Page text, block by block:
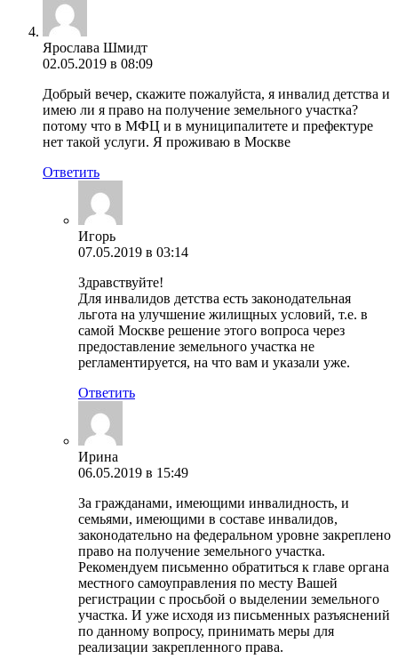
Ярослава Шмидт
02.05.2019 в 08:09
Добрый вечер, скажите пожалуйста, я инвалид детства и
имею ли я право на получение земельного участка?
потому что в МФЦ и в муниципалитете и префектуре
нет такой услуги. Я проживаю в Москве
Ответить
Игорь
07.05.2019 в 03:14
Здравствуйте!
Для инвалидов детства есть законодательная
льгота на улучшение жилищных условий, т.е. в
самой Москве решение этого вопроса через
предоставление земельного участка не
регламентируется, на что вам и указали уже.
Ответить
Ирина
06.05.2019 в 15:49
За гражданами, имеющими инвалидность, и
семьями, имеющими в составе инвалидов,
законодательно на федеральном уровне закреплено
право на получение земельного участка.
Рекомендуем письменно обратиться к главе органа
местного самоуправления по месту Вашей
регистрации с просьбой о выделении земельного
участка. И уже исходя из письменных разъяснений
по данному вопросу, принимать меры для
реализации закрепленного права.